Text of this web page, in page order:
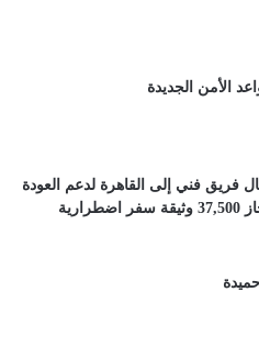
الأمن الجديدة
فريق فني إلى القاهرة لدعم العودة